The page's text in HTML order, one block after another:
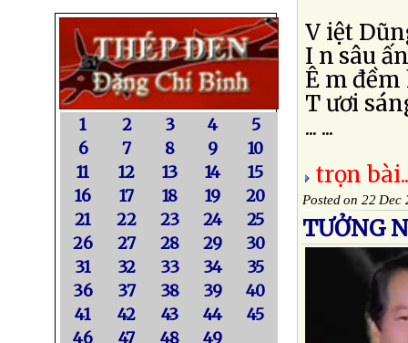
1 2 3 4
5
6
7 8 9
10
11
12 13 14
15
16
17 18 19
20
21
22 23 24
25
26
27 28 29
30
31
32 33 34
35
36
37 38 39
40
41
42 43 44
45
46
47 48 49
V iệt
I n sâu
Ê m
T ươi
... ...
trọn
Posted on 22 Dec
TƯỞNG